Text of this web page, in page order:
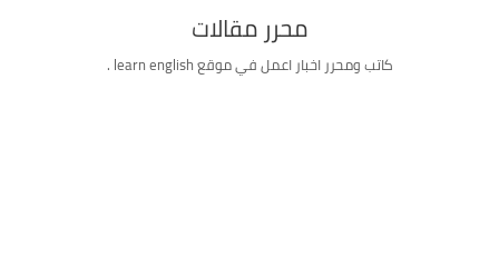
محرر مقالات
كاتب ومحرر اخبار اعمل في موقع learn english .